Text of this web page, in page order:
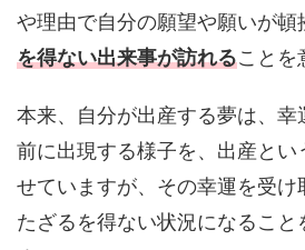
や理由で自分の願望や願いが頓
を得ない出来事が訪れることを
本来、自分が出産する夢は、
前に出現する様子を、出産とい
せていますが、その幸運を受け
たざるを得ない状況になるこ